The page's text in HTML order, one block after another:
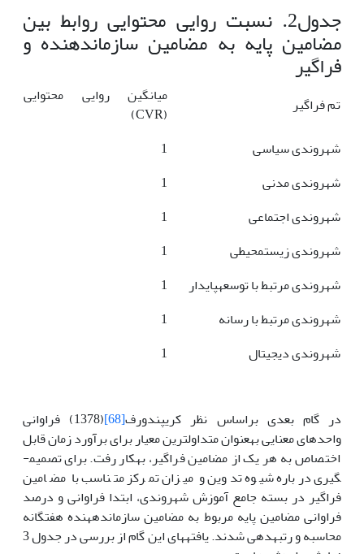
جدول2. نسبت روایی محتوایی روابط بین
مضامین پایه به مضامین سازمان­دهنده و
فراگیر
تم فراگیر
میانگین روایی محتوایی
(CVR)
شهروندی سیاسی
1
شهروندی مدنی
1
شهروندی اجتماعی
1
شهروندی زیست­محیطی
1
شهروندی مرتبط با توسعه­پایدار
1
شهروندی مرتبط با رسانه
1
شهروندی دیجیتال
1
در گام بعدی براساس نظر کریپندورف[68]
(1378) فراوانی
واحدهای معنایی به­عنوان متداول­ترین معیار برای برآورد زمان قابل
اختصاص به هر یک از مضامین فراگیر، به­کار رفت. برای تصمیم­
گیری درباره شیوه تدوین و میزان تمرکز متناسب با مضامین
فراگیر در بسته جامع آموزش شهروندی، ابتدا فراوانی و درصد
فراوانی مضامین پایه مربوط به مضامین سازمانده­هنده هفت­گانه
محاسبه و رتبه­دهی شدند. یافته­های این گام از بررسی در جدول 3